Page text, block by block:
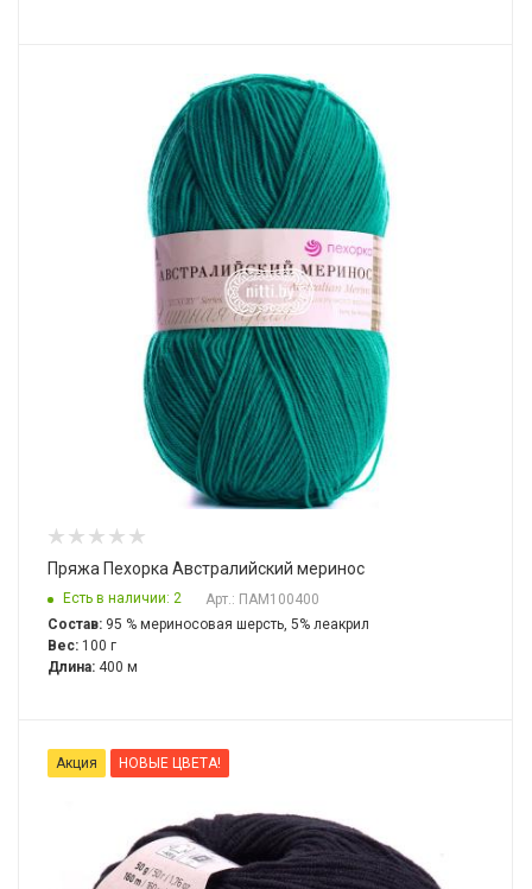
Пряжа Пехорка Австралийский меринос
Есть в наличии: 2
Арт.: ПАМ100400
Состав: 95 % мериносовая шерсть, 5% леакрил
Вес: 100 г
Длина: 400 м
Акция НОВЫЕ ЦВЕТА!